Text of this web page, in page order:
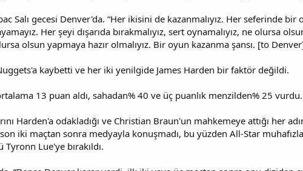
Salı gecesi Denver'da. “Her ikisini de kazanmalıyız. Her seferinde
Her şeyi dışarıda bırakmalıyız, sert oynamalıyız, ne olursa
olsun yapmaya hazır olmalıyız. Bir oyun kazanma şansı. [to
kaybetti ve her iki yenilgide James Harden bir faktör değildi.
13 puan aldı, sahadan% 40 ve üç puanlık menzilden% 25 vurdu.
Harden'a odakladığı ve Christian Braun'un mahkemeye attığı her
son iki maçtan sonra medyayla konuşmadı, bu yüzden All-Star
Lue'ye bırakıldı.